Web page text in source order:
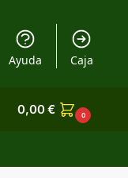
Ayuda Caja
0,00€ 0